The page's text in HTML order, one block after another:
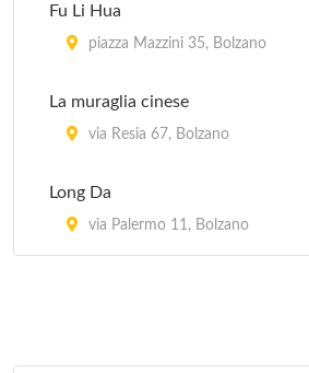
Fu Li Hua
piazza Mazzini 35, Bolzano
La muraglia cinese
via Resia 67, Bolzano
Long Da
via Palermo 11, Bolzano